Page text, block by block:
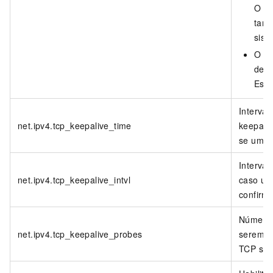
O
O
de
net.ipv4.tcp_keepalive_time
se uma
net.ipv4.tcp_keepalive_intvl
caso
net.ipv4.tcp_keepalive_probes
serem
TCP